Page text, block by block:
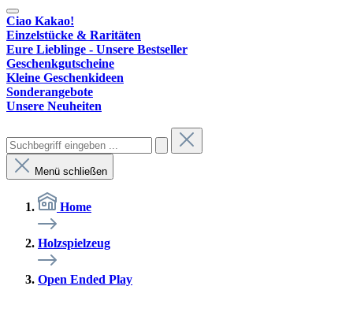
Ciao Kakao!
Einzelstücke & Raritäten
Eure Lieblinge - Unsere Bestseller
Geschenkgutscheine
Kleine Geschenkideen
Sonderangebote
Unsere Neuheiten
Menü schließen
Home
Holzspielzeug
Open Ended Play